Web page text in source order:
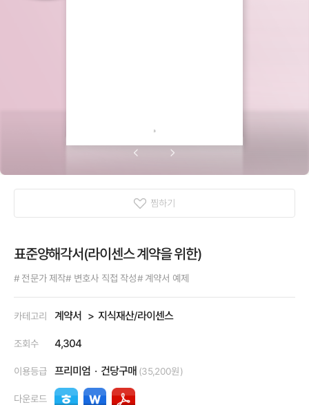
찜하기
표준양해각서(라이센스 계약을 위한)
# 전문가 제작# 변호사 직접 작성# 계약서 예제
카테고리 계약서 지식재산/라이센스
조회수 4,304
이용등급 프리미엄 건당구매 (35,200원)
다운로드